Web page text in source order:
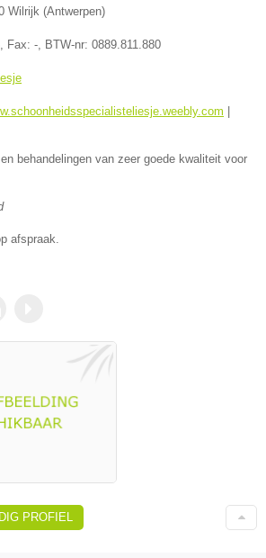
Wilrijk (Antwerpen)
, Fax: - , BTW-nr: 0889.811.880
|
behandelingen van zeer goede kwaliteit voor
afspraak.
PROFIEL